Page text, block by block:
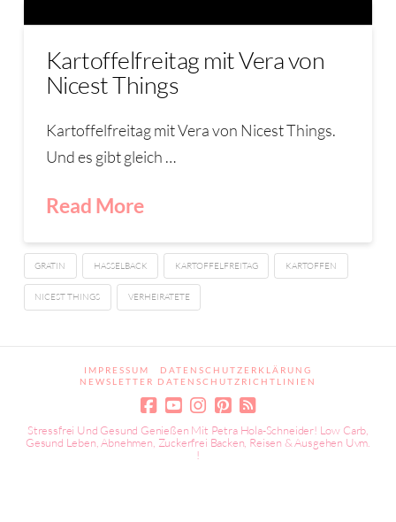
Kartoffelfreitag mit Vera von
Nicest Things
Kartoffelfreitag mit Vera von Nicest Things.
Und es gibt gleich …
Read More
GRATIN HASSELBACK KARTOFFELFREITAG KARTOFFEN
NICEST THINGS VERHEIRATETE
IMPRESSUM
DATENSCHUTZERKLÄRUNG
NEWSLETTER DATENSCHUTZRICHTLINIEN
Stressfrei Und Gesund Genießen Mit Petra Hola-Schneider! Low Carb,
Gesund Leben, Abnehmen, Zuckerfrei Backen, Reisen & Ausgehen Uvm.
!